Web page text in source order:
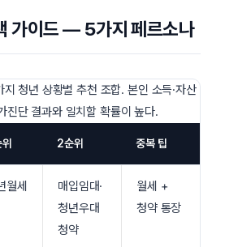
가이드 — 5가지 페르소나
2순위 중복 팁
월세
매입임대·
청년우대
청약
월세 +
청약 통장
청년 상황별 추천 조합. 본인 소득·자산
진단 결과와 일치할 확률이 높다.